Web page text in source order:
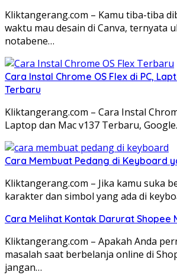
Kliktangerang.com – Kamu tiba-tiba
waktu mau desain di Canva, ternyata
notabene…
Cara Instal Chrome OS Flex di PC,
Terbaru
Kliktangerang.com – Cara Instal
Laptop dan Mac v137 Terbaru,
Cara Membuat Pedang di Keyboard
Kliktangerang.com – Jika kamu suka
karakter dan simbol yang ada di
Cara Melihat Kontak Darurat Shopee
Kliktangerang.com – Apakah Anda
masalah saat berbelanja online di
jangan…